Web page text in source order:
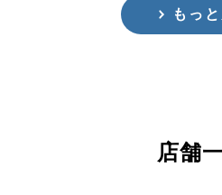
もっ
店舗